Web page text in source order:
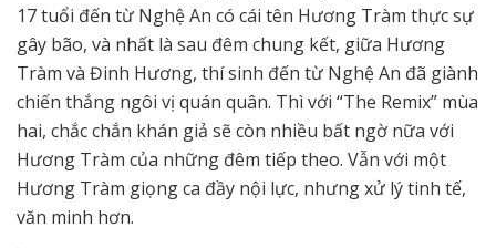
17 tuổi đến từ Nghệ An có cái tên Hương Tràm thực sự
gây bão, và nhất là sau đêm chung kết, giữa Hương
Tràm và Đinh Hương, thí sinh đến từ Nghệ An đã giành
chiến thắng ngôi vị quán quân. Thì với “The Remix” mùa
hai, chắc chắn khán giả sẽ còn nhiều bất ngờ nữa với
Hương Tràm của những đêm tiếp theo. Vẫn với một
Hương Tràm giọng ca đầy nội lực, nhưng xử lý tinh tế,
văn minh hơn.